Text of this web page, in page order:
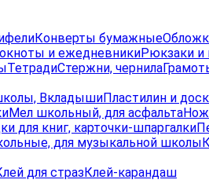
Конверты бумажные
и ежедневникиРюкзаки и
ТетрадиСтержни, чернила
ВкладышиПластилин и
Мел школьный, для асфальта
для книг, карточки-шпаргалки
для музыкальной школы
для стразКлей-карандаш